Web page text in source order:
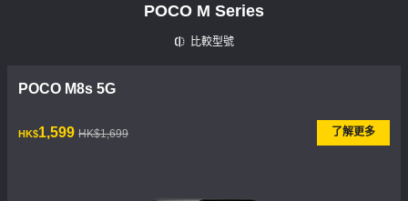
POCO M Series
比較型號
POCO M8s 5G
HK$1,599
現價 HK$1599HK$1,699
市場價格 HK$1,699 了解更多